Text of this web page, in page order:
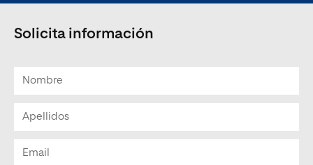
Solicita información